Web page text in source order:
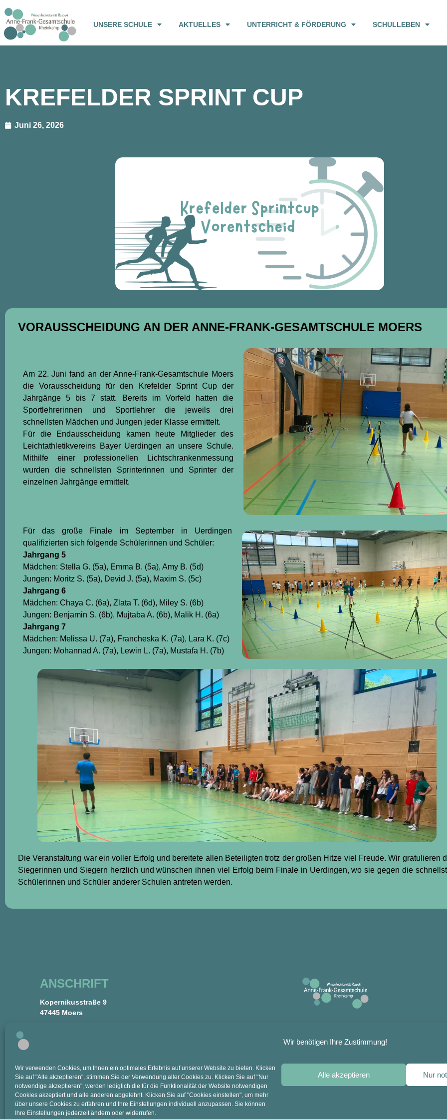
Wir benötigen Ihre Zustimmung!
Wir verwenden Cookies, um Ihnen ein optimales Erlebnis auf unserer Website zu bieten. Klicken
Sie auf "Alle akzeptieren", stimmen Sie der Verwendung aller Cookies zu. Klicken Sie auf "Nur
notwendige akzeptieren", werden lediglich die für die Funktionalität der Website notwendigen
Cookies akzeptiert und alle anderen abgelehnt. Klicken Sie auf "Cookies einstellen", um mehr
über unsere Cookies zu erfahren und Ihre Einstellungen individuell anzupassen. Sie können
Ihre Einstellungen jederzeit ändern oder widerrufen.
Alle akzeptieren Nur
UNSERE SCHULE AKTUELLES UNTERRICHT & FÖRDERUNG SCHULLEBEN
KREFELDER SPRINT CUP
Juni 26, 2026
VORAUSSCHEIDUNG AN DER ANNE-FRANK-GESAMTSCHULE MOERS
Am 22. Juni fand an der Anne-Frank-Gesamtschule Moers
die Vorausscheidung für den Krefelder Sprint Cup der
Jahrgänge 5 bis 7 statt. Bereits im Vorfeld hatten die
Sportlehrerinnen und Sportlehrer die jeweils drei
schnellsten Mädchen und Jungen jeder Klasse ermittelt.
Für die Endausscheidung kamen heute Mitglieder des
Leichtathletikvereins Bayer Uerdingen an unsere Schule.
Mithilfe einer professionellen Lichtschrankenmessung
wurden die schnellsten Sprinterinnen und Sprinter der
einzelnen Jahrgänge ermittelt.
Für das große Finale im September in Uerdingen
qualifizierten sich folgende Schülerinnen und Schüler:
Jahrgang 5
Mädchen: Stella G. (5a), Emma B. (5a), Amy B. (5d)
Jungen: Moritz S. (5a), Devid J. (5a), Maxim S. (5c)
Jahrgang 6
Mädchen: Chaya C. (6a), Zlata T. (6d), Miley S. (6b)
Jungen: Benjamin S. (6b), Mujtaba A. (6b), Malik H. (6a)
Jahrgang 7
Mädchen: Melissa U. (7a), Francheska K. (7a), Lara K. (7c)
Jungen: Mohannad A. (7a), Lewin L. (7a), Mustafa H. (7b)
Die Veranstaltung war ein voller Erfolg und bereitete allen Beteiligten trotz der großen Hitze viel Freude. Wir gratulieren
Siegerinnen und Siegern herzlich und wünschen ihnen viel Erfolg beim Finale in Uerdingen, wo sie gegen die
Schülerinnen und Schüler anderer Schulen antreten werden.
ANSCHRIFT
Kopernikusstraße 9
47445 Moers
ganzheitliches Lernen mit individueller Forderung und
Förderung all unserer Schülerinnen und Schüler, unterstützt
durch moderne und digitalisierte Lernmethoden.
Instagram
Zur Startseite